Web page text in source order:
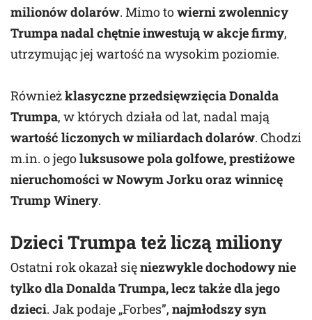
milionów dolarów. Mimo towierni zwolennicy
Trumpa nadal chętnie inwestują w akcje firmy,
utrzymując jej wartość na wysokim poziomie.
Równieżklasyczne przedsięwzięcia Donalda
Trumpa, w których działa od lat, nadal mają
wartość liczonych w miliardach dolarów. Chodzi
m.in. o jegoluksusowe pola golfowe, prestiżowe
nieruchomości w Nowym Jorku oraz winnicę
Trump Winery.
Dzieci Trumpa też liczą miliony
Ostatni rok okazał sięniezwykle dochodowy nie
tylko dla Donalda Trumpa, lecz także dla jego
dzieci. Jak podaje „Forbes”, najmłodszy syn